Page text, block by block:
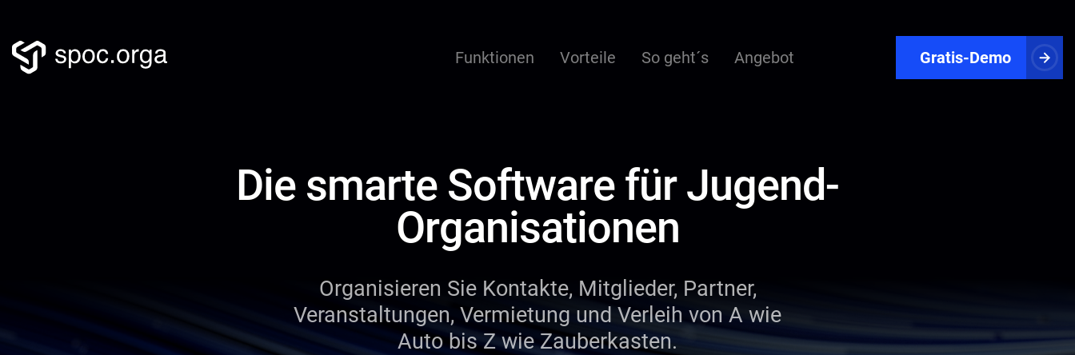
Funktionen Vorteile So geht´s Angebot Gratis-Demo
Die smarte Software für Jugend-
Organisationen
Organisieren Sie Kontakte, Mitglieder, Partner,
Veranstaltungen, Vermietung und Verleih von A wie
Auto bis Z wie Zauberkasten.